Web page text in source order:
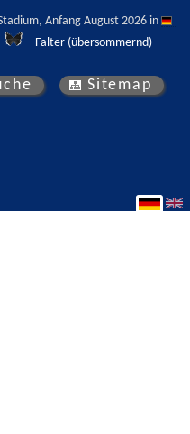
Anfang August 2026 in
Falter (übersommernd)
Sitemap